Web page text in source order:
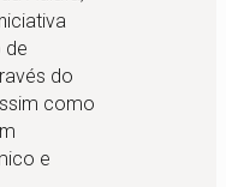
de
do
como
e